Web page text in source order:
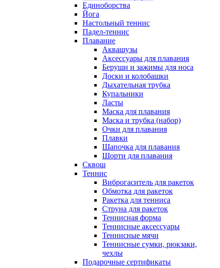
Единоборства
Йога
Настольный теннис
Падел-теннис
Плавание
Аквашузы
Аксессуары для плавания
Беруши и зажимы для носа
Доски и колобашки
Дыхательная трубка
Купальники
Ласты
Маска для плавания
Маска и трубка (набор)
Очки для плавания
Плавки
Шапочка для плавания
Шорти для плавания
Сквош
Теннис
Виброгаситель для ракеток
Обмотка для ракеток
Ракетка для тенниса
Струна для ракеток
Теннисная форма
Теннисные аксессуары
Теннисные мячи
Теннисные сумки, рюкзаки,
чехлы
Подарочные сертификаты